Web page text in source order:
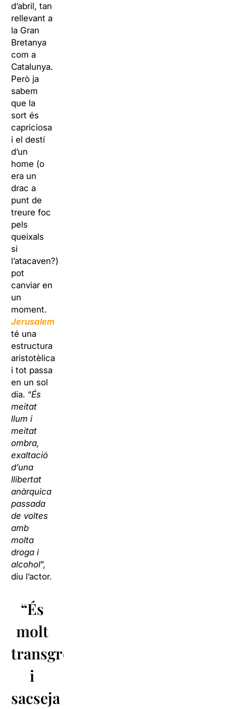
d’abril, tan
rellevant a
la Gran
Bretanya
com a
Catalunya.
Però ja
sabem
que la
sort és
capriciosa
i el destí
d’un
home (o
era un
drac a
punt de
treure foc
pels
queixals
si
l’atacaven?)
pot
canviar en
un
moment.
Jerusalem
té una
estructura
aristotèlica
i tot passa
en un sol
dia. “És
meitat
llum i
meitat
ombra,
exaltació
d’una
llibertat
anàrquica
passada
de voltes
amb
molta
droga i
alcohol”,
diu l’actor.
“És
molt
transgressora
i
sacseja